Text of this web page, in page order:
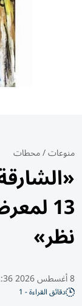
منوعات/محطات
13
نظر»
8 أغسطس 2026 22:36 مساء
دقائق القراءة - 1